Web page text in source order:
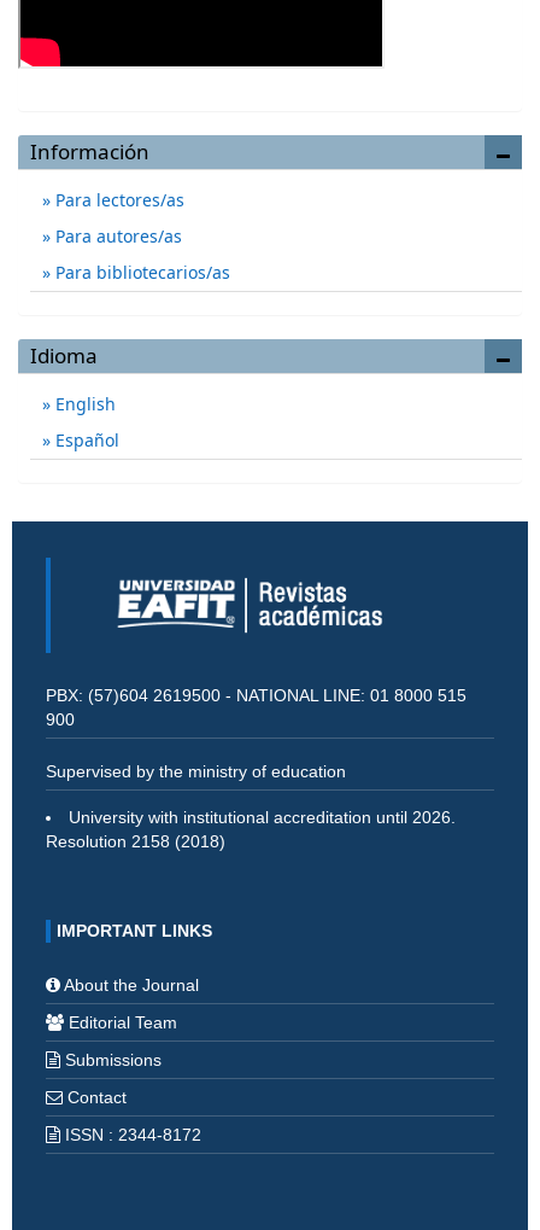
Información
Para lectores/as
Para autores/as
Para bibliotecarios/as
Idioma
English
Español
PBX: (57)604 2619500 - NATIONAL LINE: 01 8000 515
900
Supervised by the ministry of education
University with institutional accreditation until 2026.
Resolution 2158 (2018)
IMPORTANT LINKS
About the Journal
Editorial Team
Submissions
Contact
ISSN : 2344-8172